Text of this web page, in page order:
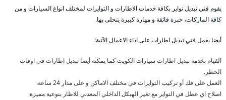
يقوم فني تبديل تواير بكافة خدمات الاطارات و التوايرات لمختلف انواع السيارات و من
كافة الماركات، خبرة فائقة و مهارة كبيرة يتحلى بها.
أيضا يعمل فني تبديل اطارات على اداء الاعمال الآتية:
القيام بخدمة تبديل اطارات سيارات الكويت كما يمكنه أيضا تبديل اطارات في اوقات
الحظر.
العمل على فك أو تركيب التوايرات في مختلف الاماكن و على مدار 24 ساعة.
اصلاح اي عطل في التواير مع تغير الهيكل الداخلي المعدني للاطار بنوعية مميزة.